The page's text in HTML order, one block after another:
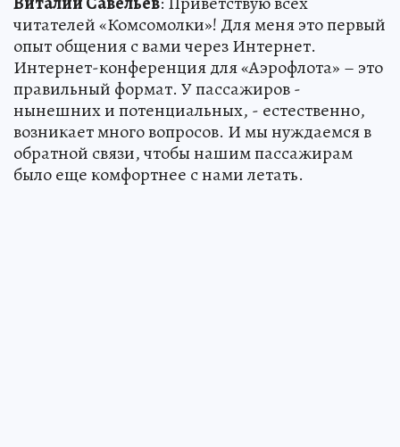
читателей «Комсомолки»! Для меня это первый
опыт общения с вами через Интернет.
Интернет-конференция для «Аэрофлота» – это
правильный формат. У пассажиров -
нынешних и потенциальных, - естественно,
возникает много вопросов. И мы нуждаемся в
обратной связи, чтобы нашим пассажирам
было еще комфортнее с нами летать.